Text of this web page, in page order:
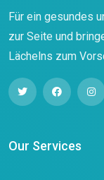
Für ein gesundes
zur Seite und
Lächelns zum
Our Services